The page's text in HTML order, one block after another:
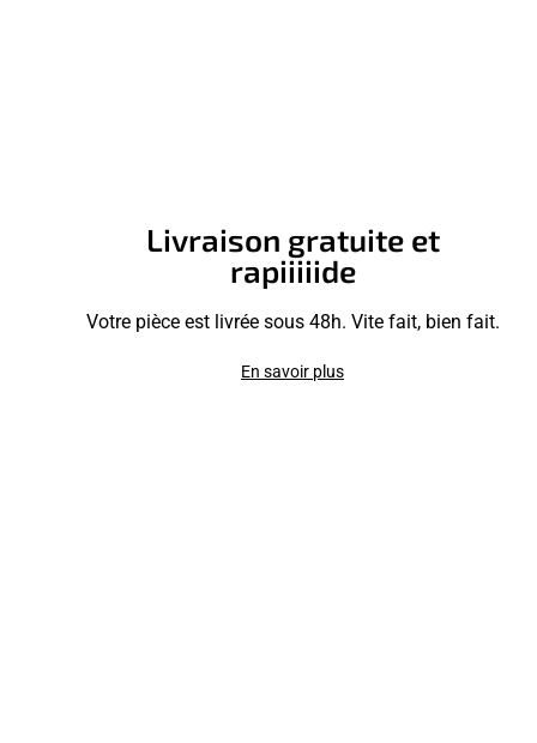
Livraison gratuite et
rapiiiiide
Votre pièce est livrée sous 48h. Vite fait, bien fait.
En savoir plus